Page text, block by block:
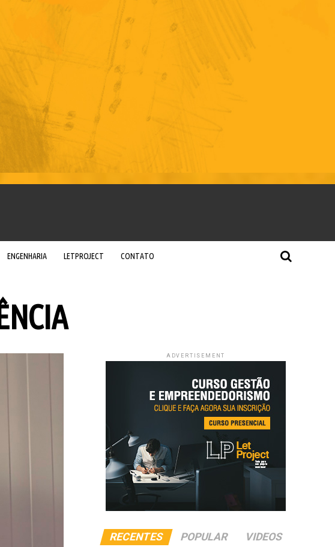
ENGENHARIA LETPROJECT CONTATO
ADVERTISEMENT
RECENTES POPULAR VIDEOS